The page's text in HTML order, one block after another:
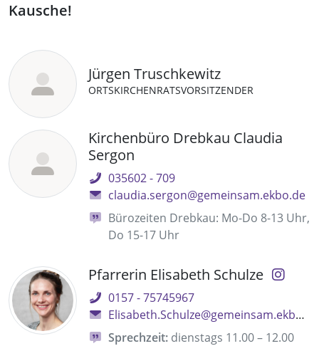
Kausche!
Jürgen Truschkewitz
ORTSKIRCHENRATSVORSITZENDER
Kirchenbüro Drebkau Claudia
Sergon
035602 - 709
claudia.sergon@gemeinsam.ekbo.de
Bürozeiten Drebkau: Mo-Do 8-13 Uhr,
Do 15-17 Uhr
Pfarrerin Elisabeth Schulze
0157 - 75745967
Elisabeth.Schulze@gemeinsam.ekbo.de
Sprechzeit: dienstags 11.00 – 12.00